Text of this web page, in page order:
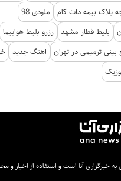
پلاک بیمه دات کام
ملودی 98
بلیط قطار مشهد رزرو بلیط هواپیما
بینی ترمیمی در تهران اهنگ جدید
خبرگزاری آنا است و استفاده از اخبار و